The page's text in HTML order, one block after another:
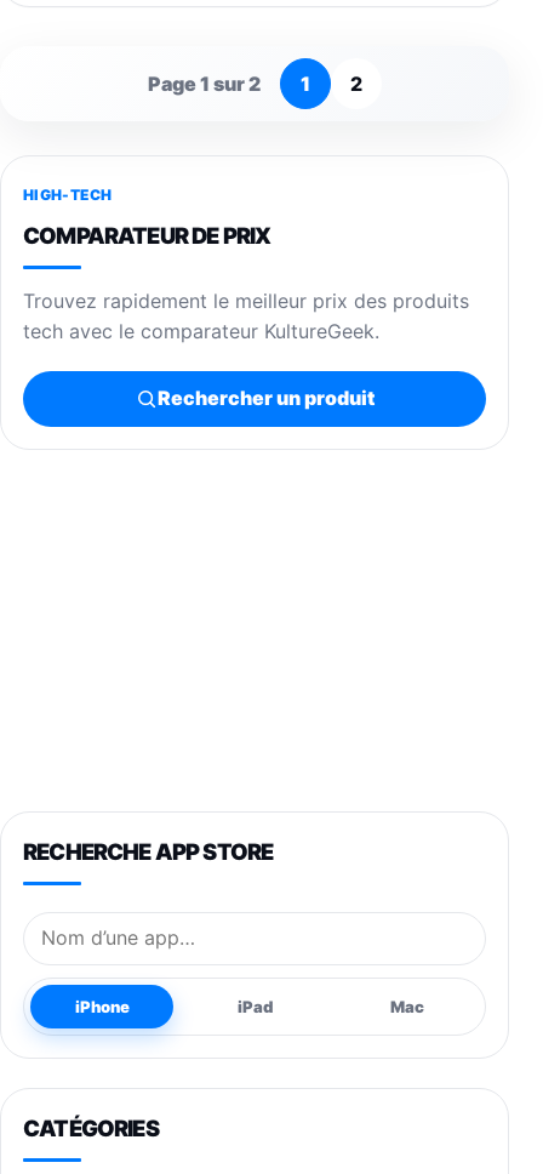
Page 1 sur 2 1 2
HIGH-TECH
COMPARATEUR DE PRIX
Trouvez rapidement le meilleur prix des produits
tech avec le comparateur KultureGeek.
Rechercher un produit
RECHERCHE APP STORE
Nom de l’application
iPhone iPad Mac
CATÉGORIES